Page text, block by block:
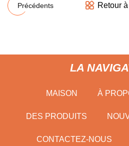
Précédents Retour
LA
MAISON À
DES PRODUITS
CONTACTEZ-NOUS